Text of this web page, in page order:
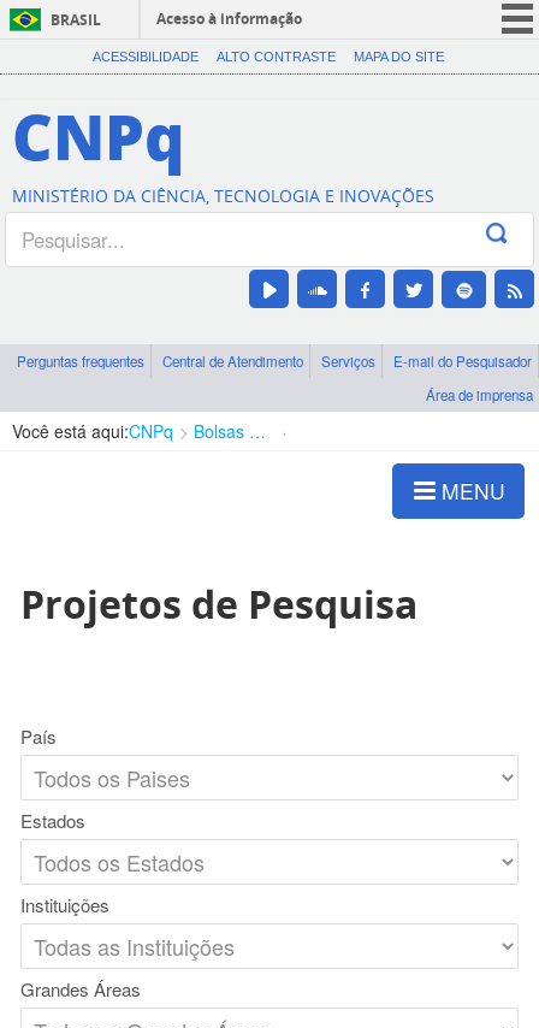
BRASIL
Acesso à informação
CORONAVÍRUS (COVID-19)
Canais
ACESSIBILIDADE ALTO CONTRASTE MAPA DO SITE
CNPq
MINISTÉRIO DA CIÊNCIA, TECNOLOGIA E INOVAÇÕES
Perguntas frequentes Central de Atendimento Serviços
E-mail do Pesquisador
Área de imprensa
Você está aqui:CNPq Bolsas e Auxílios Vigentes
MENU
Projetos de Pesquisa
País
Estados
Instituições
Grandes Áreas